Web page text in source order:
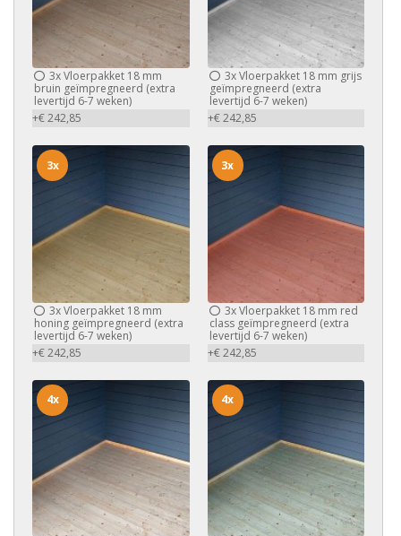
3xVloerpakket 18 mm
bruin geïmpregneerd (extra
levertijd 6-7 weken)
+€ 242,85
3xVloerpakket 18 mm grijs
geïmpregneerd (extra
levertijd 6-7 weken)
+€ 242,85
3xVloerpakket 18 mm
honing geïmpregneerd (extra
levertijd 6-7 weken)
+€ 242,85
3x
3xVloerpakket 18 mm red
class geïmpregneerd (extra
levertijd 6-7 weken)
+€ 242,85
3x
4x 4x